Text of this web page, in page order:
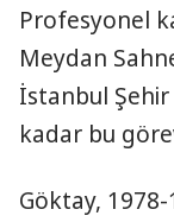
Profesyonel
Meydan
İstanbul
kadar bu
Göktay,